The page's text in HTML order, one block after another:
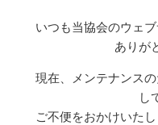
いつも当協会のウェ
ありが
現在、メンテナンス
し
ご不便をおかけいた